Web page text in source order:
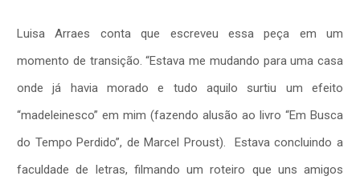
Luisa Arraes conta que escreveu essa peça em um
momento de transição. “Estava me mudando para uma casa
onde já havia morado e tudo aquilo surtiu um efeito
“madeleinesco” em mim (fazendo alusão ao livro “Em Busca
do Tempo Perdido”, de Marcel Proust). Estava concluindo a
faculdade de letras, filmando um roteiro que uns amigos